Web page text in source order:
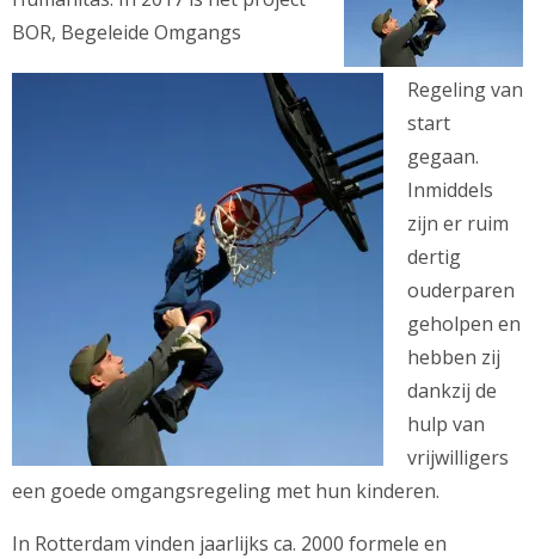
BOR, Begeleide Omgangs
Regeling van
start
gegaan.
Inmiddels
zijn er ruim
dertig
ouderparen
geholpen en
hebben zij
dankzij de
hulp van
vrijwilligers
een goede omgangsregeling met hun kinderen.
In Rotterdam vinden jaarlijks ca. 2000 formele en